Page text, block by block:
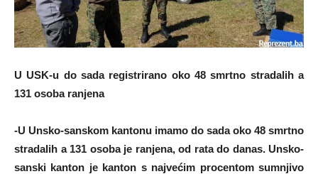
U USK-u do sada registrirano oko 48 smrtno stradalih a
131 osoba ranjena
-U Unsko-sanskom kantonu imamo do sada oko 48 smrtno
stradalih a 131 osoba je ranjena, od rata do danas. Unsko-
sanski kanton je kanton s najvećim procentom sumnjivo